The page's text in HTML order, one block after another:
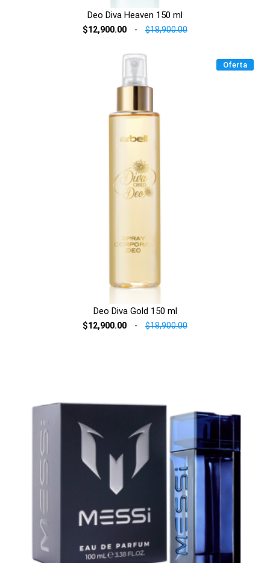
Deo Diva Heaven 150 ml
$12,900.00 - $18,900.00
Oferta
Deo Diva Gold 150 ml
$12,900.00 - $18,900.00